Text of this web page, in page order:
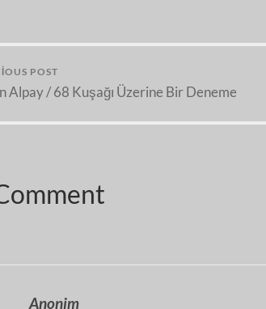
POST
Alpay / 68 Kuşağı Üzerine Bir Deneme
Anonim